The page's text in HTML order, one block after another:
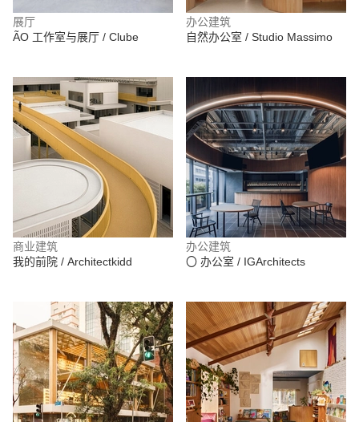
展厅
ÃO 工作室与展厅 / Clube
办公建筑
自然办公室 / Studio Massimo
商业建筑
我的前院 / Architectkidd
办公建筑
〇 办公室 / IGArchitects